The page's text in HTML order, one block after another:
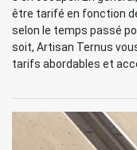
être tarifé en fonction
selon le temps passé
soit, Artisan Ternus
tarifs abordables et